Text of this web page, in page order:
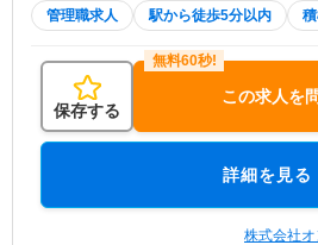
管理職求人 駅から徒歩5分以内
保存する
この求人を
詳細を見る
株式会社